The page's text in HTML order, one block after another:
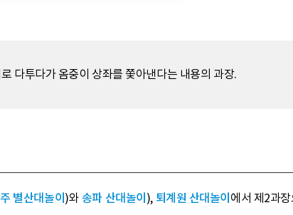
다투다가 옴중이 상좌를 쫓아낸다는 내용의 과장.
별산대놀이)와송파 산대놀이), 퇴계원 산대놀이에서 제2과